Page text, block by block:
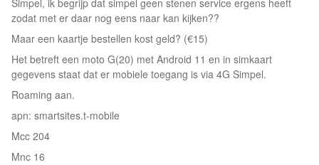
Simpel, ik begrijp dat simpel geen stenen service ergens heeft
zodat met er daar nog eens naar kan kijken??
Maar een kaartje bestellen kost geld? (€15)
Het betreft een moto G(20) met Android 11 en in simkaart
gegevens staat dat er mobiele toegang is via 4G Simpel.
Roaming aan.
apn: smartsites.t-mobile
Mcc 204
Mnc 16